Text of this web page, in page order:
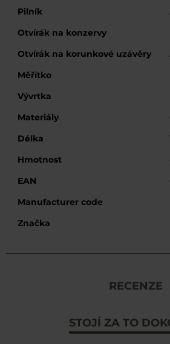
Pilník
Otvírák na konzervy
Otvírák na korunkové uzávěry
Měřítko
Vývrtka
Materiály
Délka
Hmotnost
EAN
Manufacturer code
Značka
RECENZE
STOJÍ ZA TO